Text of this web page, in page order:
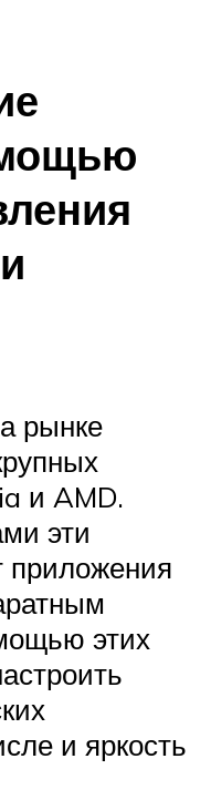
рынке
и AMD.
эти
приложения
этих
и яркость